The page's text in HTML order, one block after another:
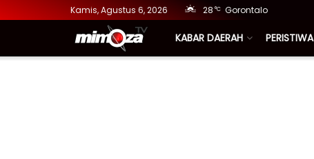
Kamis, Agustus 6, 2026 28 °C Gorontalo
KABAR DAERAH PERISTIWA